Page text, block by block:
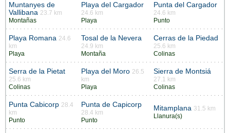
Muntanyes de
Vallibana 23.7 km
Montañas
Playa del Cargador
24.6 km
Playa
Punta del Cargador
24.6 km
Punto
Playa Romana 24.6
km
Playa
Tosal de la Nevera
24.9 km
Montaña
Cerras de la Piedad
25.6 km
Colinas
Serra de la Pietat
25.6 km
Colinas
Playa del Moro 26.5
km
Playa
Sierra de Montsiá
27.1 km
Colinas
Punta Cabicorp 28.4
km
Punto
Punta de Capicorp
28.4 km
Punto
Mitamplana 31.5 km
Llanura(s)